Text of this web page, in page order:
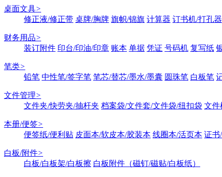
桌面文具>
修正液/修正带 桌牌/胸牌 旗帜/锦旗 计算器 订书机/打孔器
财务用品>
装订附件 印台/印油/印章 账本 单据 凭证 号码机 复写纸
笔类>
铅笔 中性笔/签字笔 笔芯/替芯/墨水/墨囊 圆珠笔 白板笔
文件管理>
文件夹/快劳夹/抽杆夹 档案袋/文件套/文件袋/纽扣袋 文件
本册/便签>
便签纸/便利贴 皮面本/软皮本/胶装本 线圈本/活页本 证书
白板/附件>
白板/白板架/白板擦 白板附件（磁钉/磁贴/白板纸）